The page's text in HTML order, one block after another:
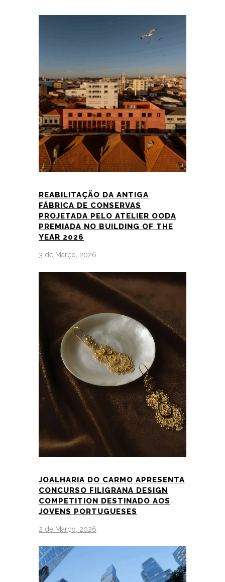
REABILITAÇÃO DA ANTIGA
FÁBRICA DE CONSERVAS
PROJETADA PELO ATELIER OODA
PREMIADA NO BUILDING OF THE
YEAR 2026
3 de Março, 2026
JOALHARIA DO CARMO APRESENTA
CONCURSO FILIGRANA DESIGN
COMPETITION DESTINADO AOS
JOVENS PORTUGUESES
2 de Março, 2026